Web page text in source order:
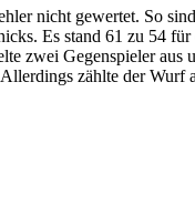
nicht gewertet. So
Es stand 61 zu 54
zwei Gegenspieler
zählte der